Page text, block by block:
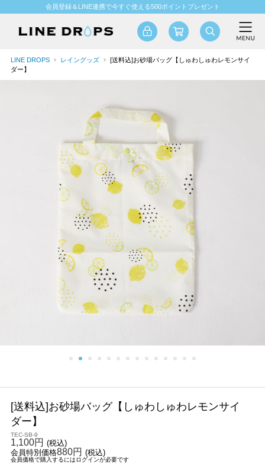
会員登録＆LINE連携で今すぐ使える500ポイントプレゼント
LINE DROPS レイングッズ
[送料込]お砂場バッグ【しゅわしゅわレモンサイ
ダー】
[送料込]お砂場バッグ【しゅわしゅわレモンサイ
ダー】
TEC-SB-9
1,100円 (税込)
会員特別価格880円 (税込)
会員価格で購入するにはログインが必要です